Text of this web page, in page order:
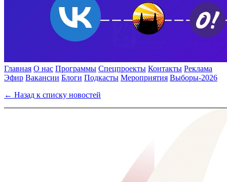
Главная О нас Программы Спецпроекты Контакты Реклама
Эфир Вакансии Блоги Подкасты Мероприятия Выборы-2026
← Назад к списку новостей